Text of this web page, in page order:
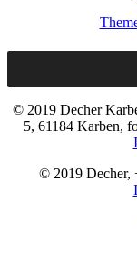
© 2019 Decher
5, 61184 Karben,
© 2019 Decher,